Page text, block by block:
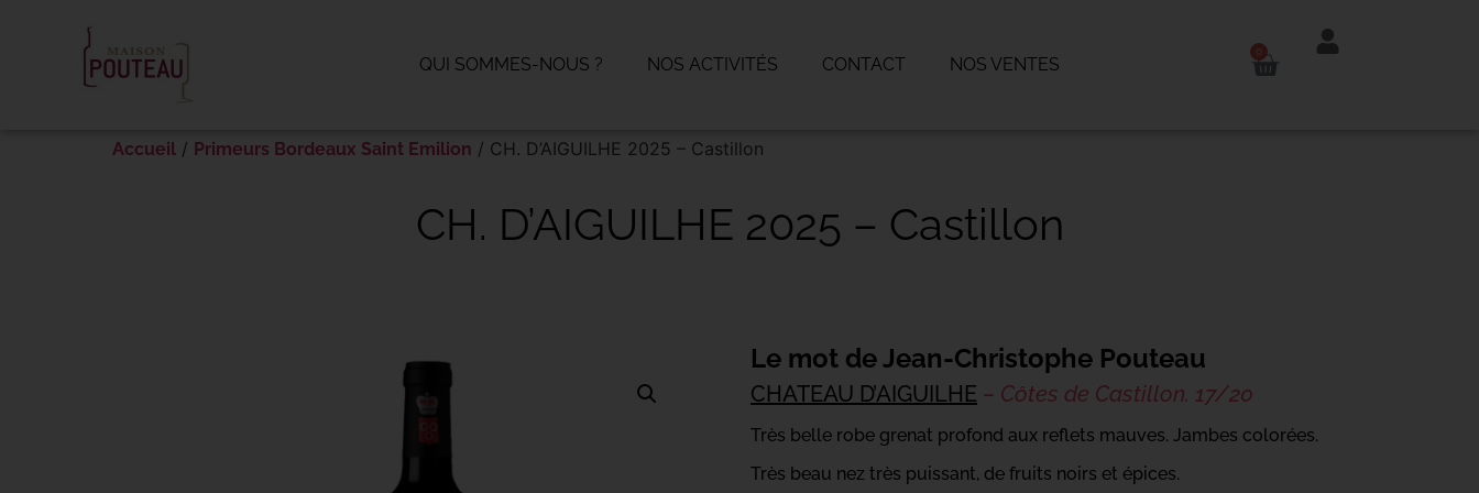
QUI SOMMES-NOUS ? NOS ACTIVITÉS CONTACT NOS VENTES
Accueil / Primeurs Bordeaux Saint Emilion / CH. D’AIGUILHE 2025 – Castillon
CH. D’AIGUILHE 2025 – Castillon
Le mot de Jean-Christophe Pouteau
CHATEAU D’AIGUILHE – Côtes de Castillon. 17/20
Très belle robe grenat profond aux reflets mauves. Jambes colorées.
Très beau nez très puissant, de fruits noirs et épices.